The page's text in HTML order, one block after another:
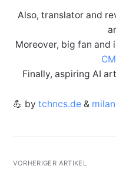
Also, translator and
Moreover, big fan
Finally, aspiring AI
💪 by tchncs.de&
VORHERIGER ARTIKEL